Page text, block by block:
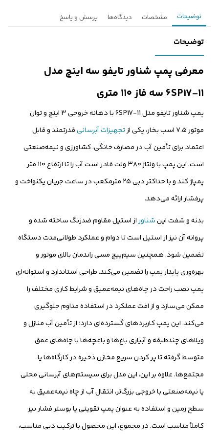
توضیحات مشخصات دیدگاه‌ها پرسش و پاسخ
توضیحات
معرفی پمپ شناور تایفو سه اینچ مدل
6SP17-11 سه فاز ۱۱۰ متری
پمپ شناور تایفو مدل 6SP17-11 با دهانه خروجی ۳ اینچ و توان
موتور ۷.۵ اسب بخار، یکی از
تجهیزات آبرسانیقدرتمند و قابل
اعتماد برای تأمین آب در مصارف خانگی، کشاورزی و نیمه‌صنعتی
است. این پمپ با ولتاژ ۳۸۰ ولت قادر است آب را تا ارتفاع ۱۱۰ متر
پمپاژ کند و با حداکثر دبی ۲۵ مترمکعب در ساعت جریان یکنواخت و
پرفشار ارائه می‌دهد.
بدنه و شفت اینشناوراز استیل مقاوم ضدزنگ ساخته شده و
پروانه آن نیز از استیل است تا دوام و عملکرد طولانی‌مدت دستگاه
تضمین شود. همچنین سیم‌پیچ مسی راندمان بالای موتور و
بهره‌وری پایدار پمپ را تضمین می‌کند. طراحی استاندارد و استوانه‌ای
پمپ نصب راحت در چاه‌های نیمه‌عمیق و شرایط کاری مختلف را
ممکن می‌سازد و از افت عملکرد در استفاده مداوم جلوگیری
می‌کند. این پمپ کاربردهای گسترده‌ای دارد؛ از تأمین آب منازل و
ویلاهای چندطبقه و آبیاری باغ‌ها و باغچه‌ها با چاه‌های عمق
متوسط گرفته تا پر کردن سریع مخازن ذخیره در کارگاه‌ها یا
مجتمع‌ها. علاوه بر این، این مدل برای سیستم‌های آبرسانی محلی
یا نیمه‌صنعتی با خروجی بزرگ‌تر، انتقال آب از چاه نیمه‌عمیق به
سطح زمین و استفاده به عنوان پمپ تقویتی یا بوستر فشار نیز
کاملاً مناسب است. در مجموع، این محصول با ترکیب دبی مناسب،